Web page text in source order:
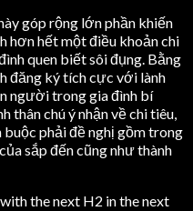
góp rộng lớn phần khiến
hơn hết một điều khoản chi
quen biết sôi đụng. Bằng
đăng ký tích cực với lành
người trong gia đình bí
thân chú ý nhận về chi tiêu,
buộc phải đề nghị gồm trong
sắp đến cũng như thành
the next H2 in the next